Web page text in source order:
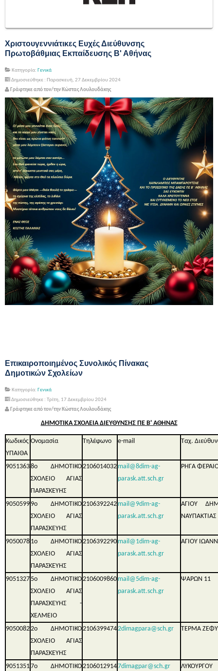
Χριστουγεννιάτικες Ευχές Διεύθυνσης
Πρωτοβάθμιας Εκπαίδευσης Β' Αθήνας
Κατηγορία: Γενικά
Δημοσιεύθηκε : Παρασκευή, 27 Δεκεμβρίου 2024
Γράφτηκε από τον/την Κώστας Λουλουδάκης
Επικαιροποιημένος Συνολικός Πίνακας
Δημοτικών Σχολείων
Κατηγορία: Γενικά
Δημοσιεύθηκε : Τρίτη, 17 Δεκεμβρίου 2024
Γράφτηκε από τον/την Κώστας Λουλουδάκης
ΔΗΜΟΤΙΚΑ ΣΧΟΛΕΙΑ ΔΙΕΥΘΥΝΣΗΣ ΠΕ Β' ΑΘΗΝΑΣ
Κωδικός
ΥΠΑΙΘΑ
Ονομασία Τηλέφωνο e-mail Ταχ.
90513638ο ΔΗΜΟΤΙΚΟ
ΣΧΟΛΕΙΟ ΑΓΙΑΣ
ΠΑΡΑΣΚΕΥΗΣ
2106014032 mail@8dim-ag-
parask.att.sch.gr
ΡΗΓΑ
9050599 9ο ΔΗΜΟΤΙΚΟ
ΣΧΟΛΕΙΟ ΑΓΙΑΣ
ΠΑΡΑΣΚΕΥΗΣ
2106392242 mail@9dim-ag-
parask.att.sch.gr
ΑΓΙΟΥ
ΝΑΥΠΑΚΤΙΑΣ
9050078 1ο ΔΗΜΟΤΙΚΟ
ΣΧΟΛΕΙΟ ΑΓΙΑΣ
ΠΑΡΑΣΚΕΥΗΣ
2106392290 mail@1dim-ag-
parask.att.sch.gr
ΑΓΙΟΥ
9051327 5ο ΔΗΜΟΤΙΚΟ
ΣΧΟΛΕΙΟ ΑΓΙΑΣ
ΠΑΡΑΣΚΕΥΗΣ -
ΧΕΛΜΕΙΟ
2106009860 mail@5dim-ag-
parask.att.sch.gr
ΨΑΡΩΝ 11
90500822ο ΔΗΜΟΤΙΚΟ
ΣΧΟΛΕΙΟ ΑΓΙΑΣ
ΠΑΡΑΣΚΕΥΗΣ
21063994742dimagpara@sch.gr ΤΕΡΜΑ
90513517ο ΔΗΜΟΤΙΚΟ21060129147dimagpar@sch.gr